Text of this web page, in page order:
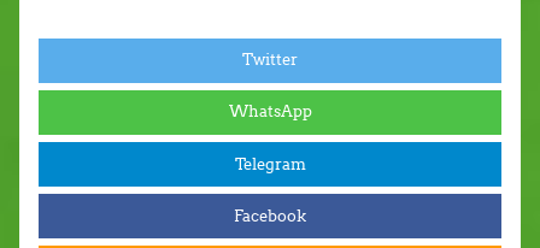
Twitter
WhatsApp
Telegram
Facebook